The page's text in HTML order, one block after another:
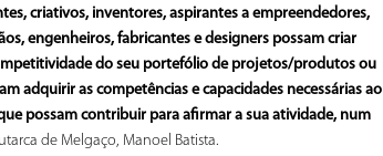
criativos, inventores, aspirantes a empreendedores,
engenheiros, fabricantes e designers possam criar
do seu portefólio de projetos/produtos ou
adquirir as competências e capacidades necessárias ao
possam contribuir para afirmar a sua atividade, num
de Melgaço, Manoel Batista.